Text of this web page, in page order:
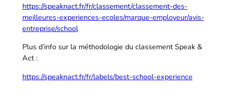
https://speaknact.fr/fr/classement/classement-des-
meilleures-experiences-ecoles/marque-employeur/avis-
entreprise/school
Plus d’info sur la méthodologie du classement Speak &
Act :
https://speaknact.fr/fr/labels/best-school-experience